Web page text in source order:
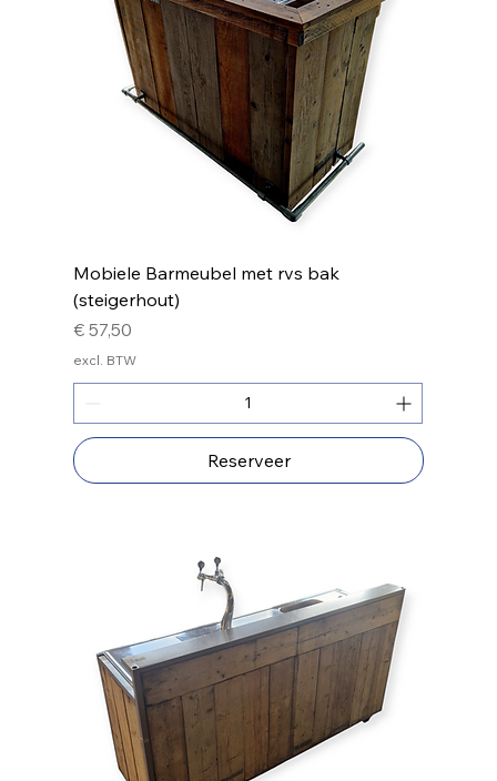
Mobiele Barmeubel met rvs bak
(steigerhout)
Prijs
€ 57,50
excl. BTW
Reserveer